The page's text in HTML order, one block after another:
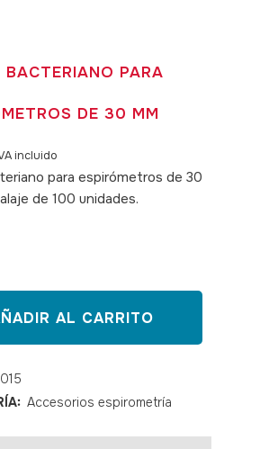
BACTERIANO PARA
DE 30 MM
incluido
para espirómetros de 30
de 100 unidades.
AL CARRITO
Accesorios espirometría